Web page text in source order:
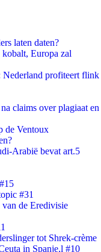
laten daten?
Europa zal
Nederland profiteert flink
claims over plagiaat en
de Ventoux
Arabië bevat art.5
#31
de Eredivisie
tot Shrek-crème
in Spanje,l #10